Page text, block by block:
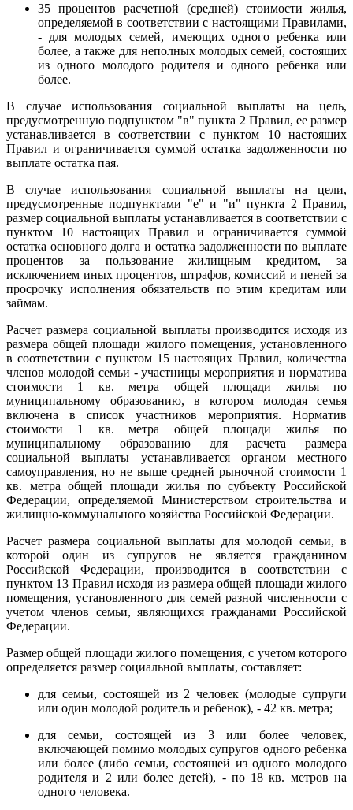
35 процентов расчетной (средней) стоимости жилья,
определяемой в соответствии с настоящими Правилами,
- для молодых семей, имеющих одного ребенка или
более, а также для неполных молодых семей, состоящих
из одного молодого родителя и одного ребенка или
более.
В случае использования социальной выплаты на цель,
предусмотренную подпунктом "в" пункта 2 Правил, ее размер
устанавливается в соответствии с пунктом 10 настоящих
Правил и ограничивается суммой остатка задолженности по
выплате остатка пая.
В случае использования социальной выплаты на цели,
предусмотренные подпунктами "е" и "и" пункта 2 Правил,
размер социальной выплаты устанавливается в соответствии с
пунктом 10 настоящих Правил и ограничивается суммой
остатка основного долга и остатка задолженности по выплате
процентов за пользование жилищным кредитом, за
исключением иных процентов, штрафов, комиссий и пеней за
просрочку исполнения обязательств по этим кредитам или
займам.
Расчет размера социальной выплаты производится исходя из
размера общей площади жилого помещения, установленного
в соответствии с пунктом 15 настоящих Правил, количества
членов молодой семьи - участницы мероприятия и норматива
стоимости 1 кв. метра общей площади жилья по
муниципальному образованию, в котором молодая семья
включена в список участников мероприятия. Норматив
стоимости 1 кв. метра общей площади жилья по
муниципальному образованию для расчета размера
социальной выплаты устанавливается органом местного
самоуправления, но не выше средней рыночной стоимости 1
кв. метра общей площади жилья по субъекту Российской
Федерации, определяемой Министерством строительства и
жилищно-коммунального хозяйства Российской Федерации.
Расчет размера социальной выплаты для молодой семьи, в
которой один из супругов не является гражданином
Российской Федерации, производится в соответствии с
пунктом 13 Правил исходя из размера общей площади жилого
помещения, установленного для семей разной численности с
учетом членов семьи, являющихся гражданами Российской
Федерации.
Размер общей площади жилого помещения, с учетом которого
определяется размер социальной выплаты, составляет:
для семьи, состоящей из 2 человек (молодые супруги
или один молодой родитель и ребенок), - 42 кв. метра;
для семьи, состоящей из 3 или более человек,
включающей помимо молодых супругов одного ребенка
или более (либо семьи, состоящей из одного молодого
родителя и 2 или более детей), - по 18 кв. метров на
одного человека.